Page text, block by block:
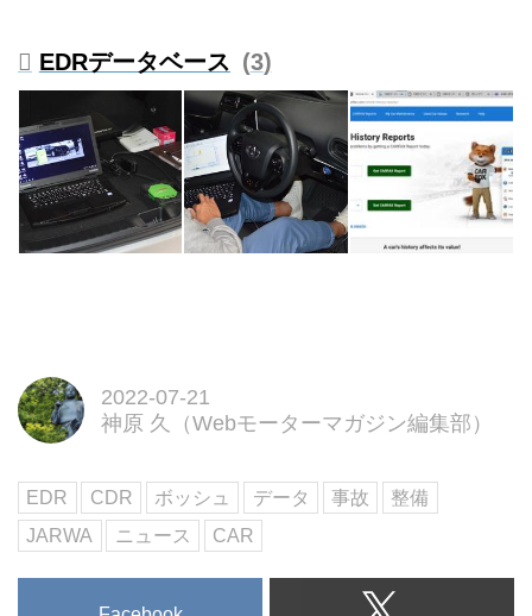
EDRデータベース 3
2022-07-21
神原 久（Webモーターマガジン編集部）
EDR CDR ボッシュ データ 事故
整備
JARWA
ニュース CAR